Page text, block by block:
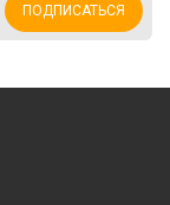
ПОДПИСАТЬСЯ